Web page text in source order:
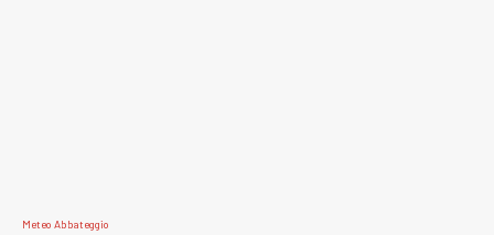
Meteo Abbateggio